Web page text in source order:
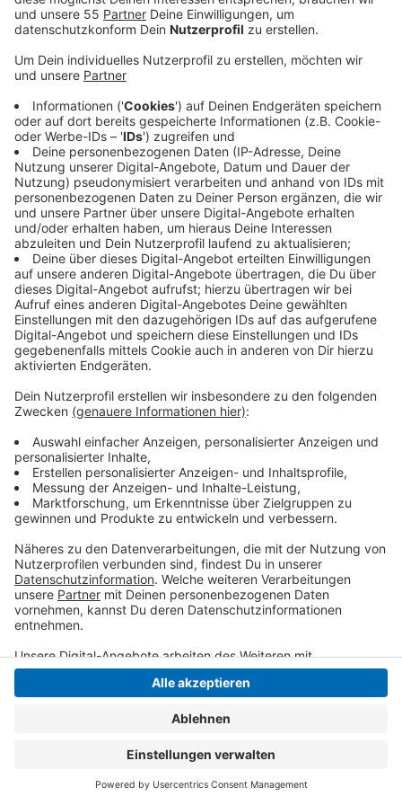
Anzeige
Der Kommunalbetrieb Krefeld saniert seit Montag
(19.05.) den Geh- und Radweg entlang der Kempener
Straße. Zwischen dem Kreisverkehr Den Ham und der
Venloer Straße bekommt der Weg eine neue
Asphaltdecke - dabei werden auch die Schäden durch
Baumwurzeln ausgeglichen.
Anzeige
Kreuzung gesperrt
Anzeige
Straße Ecke Felbelstraße gesperrt - hier ist die
werden. Die Bauarbeiten dauern rund eine Woche.
Anzeige
Anzeige